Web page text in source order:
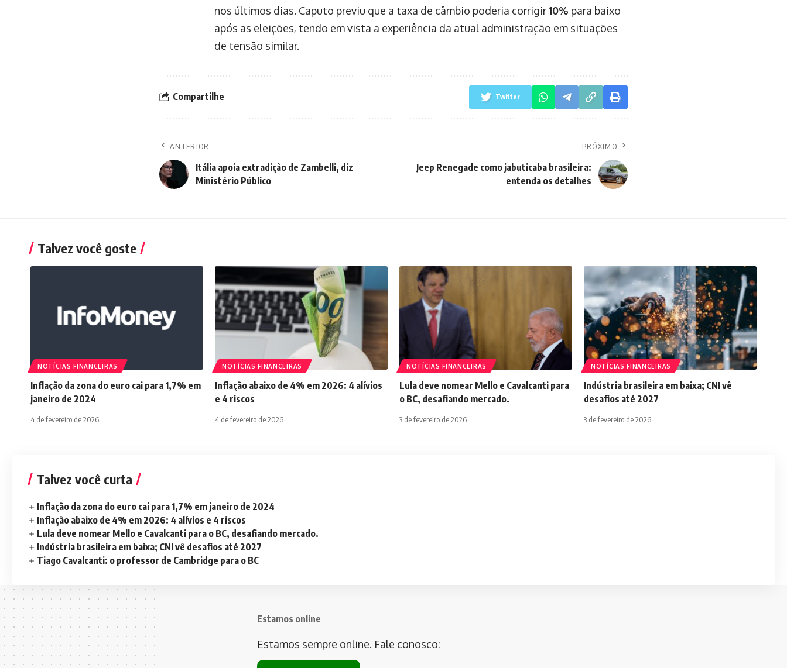
nos últimos dias. Caputo previu que a taxa de câmbio poderia corrigir10% para baixo
após as eleições, tendo em vista a experiência da atual administração em situações
de tensão similar.
Compartilhe Twitter
ANTERIOR
Itália apoia extradição de Zambelli, diz
Ministério Público
PRÓXIMO
Jeep Renegade como jabuticaba brasileira:
entenda os detalhes
Talvez você goste
NOTÍCIAS FINANCEIRAS
Inflação da zona do euro cai para 1,7% em
janeiro de 2024
4 de fevereiro de 2026
NOTÍCIAS FINANCEIRAS
Inflação abaixo de 4% em 2026: 4 alívios
e 4 riscos
4 de fevereiro de 2026
NOTÍCIAS FINANCEIRAS
Lula deve nomear Mello e Cavalcanti para
o BC, desafiando mercado.
3 de fevereiro de 2026
NOTÍCIAS FINANCEIRAS
Indústria brasileira em baixa; CNI vê
desafios até 2027
3 de fevereiro de 2026
Talvez você curta
Inflação da zona do euro cai para 1,7% em janeiro de 2024
Inflação abaixo de 4% em 2026: 4 alívios e 4 riscos
Lula deve nomear Mello e Cavalcanti para o BC, desafiando mercado.
Indústria brasileira em baixa; CNI vê desafios até 2027
Tiago Cavalcanti: o professor de Cambridge para o BC
Estamos online
Estamos sempre online. Fale conosco: